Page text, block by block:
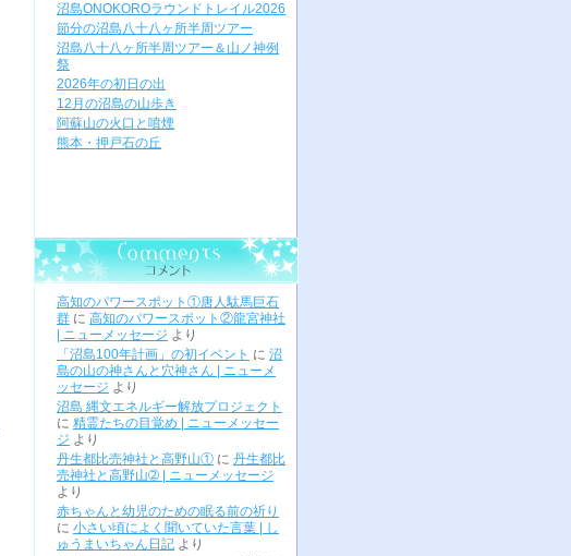
沼島ONOKOROラウンドトレイル2026
節分の沼島八十八ヶ所半周ツアー
沼島八十八ヶ所半周ツアー＆山ノ神例
祭
2026年の初日の出
12月の沼島の山歩き
阿蘇山の火口と噴煙
熊本・押戸石の丘
高知のパワースポット①唐人駄馬巨石
群 に 高知のパワースポット②龍宮神社
| ニューメッセージ より
「沼島100年計画」の初イベント に 沼
島の山の神さんと穴神さん | ニューメ
ッセージ より
沼島 縄文エネルギー解放プロジェクト
に 精霊たちの目覚め | ニューメッセー
ジ より
丹生都比売神社と高野山① に 丹生都比
売神社と高野山➁ | ニューメッセージ
より
赤ちゃんと幼児のための眠る前の祈り
に 小さい頃によく聞いていた言葉 | し
ゅうまいちゃん日記 より